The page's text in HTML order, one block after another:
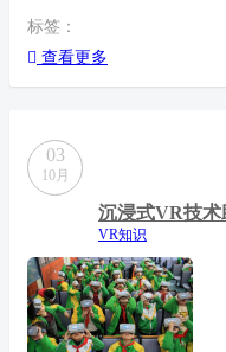
标签：
查看更多
03
10月
沉浸式VR技术
VR知识